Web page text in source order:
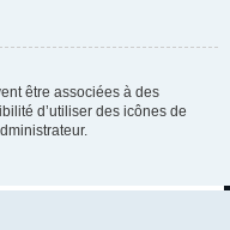
être associées à des
d’utiliser des icônes de